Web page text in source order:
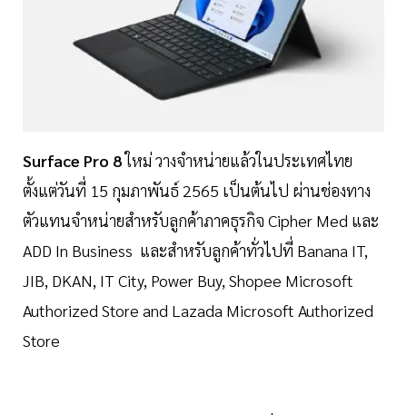
Surface Pro 8ใหม่ วางจำหน่ายแล้วในประเทศไทย
ตั้งแต่วันที่ 15 กุมภาพันธ์ 2565 เป็นต้นไป ผ่านช่องทาง
ตัวแทนจำหน่ายสำหรับลูกค้าภาคธุรกิจ Cipher Med และ
ADD In Business และสำหรับลูกค้าทั่วไปที่ Banana IT,
JIB, DKAN, IT City, Power Buy, Shopee Microsoft
Authorized Store and Lazada Microsoft Authorized
Store